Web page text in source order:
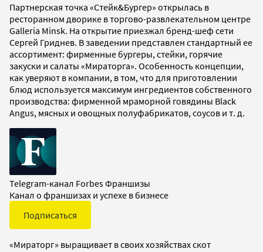
Партнерская точка «Стейк&Бургер» открылась в
ресторанном дворике в торгово-развлекательном центре
Galleria Minsk. На открытие приезжал бренд-шеф сети
Сергей Гриднев. В заведении представлен стандартный ее
ассортимент: фирменные бургеры, стейки, горячие
закуски и салаты «Мираторга». Особенность концепции,
как уверяют в компании, в том, что для приготовлении
блюд используется максимум ингредиентов собственного
производства: фирменной мраморной говядины Black
Angus, мясных и овощных полуфабрикатов, соусов и т. д.
Telegram-канал Forbes Франшизы
Канал о франшизах и успехе в бизнесе
Подписаться
«Мираторг» выращивает в своих хозяйствах скот